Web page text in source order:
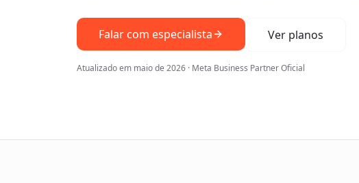
Falar com especialista Ver planos
Atualizado em maio de 2026 · Meta Business Partner Oficial